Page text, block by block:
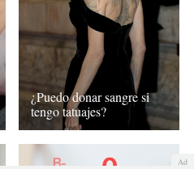
¿Puedo donar sangre si
tengo tatuajes?
Ad